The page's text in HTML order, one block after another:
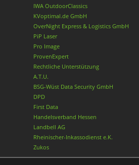
IWA OutdoorClassics
KVoptimal.de GmbH
OverNight Express & Logistics GmbH
PiP Laser
Pro Image
ProvenExpert
Rechtliche Unterstützung
A.T.U.
BSG-Wüst Data Security GmbH
DPD
First Data
Handelsverband Hessen
Landbell AG
Rheinischer-Inkassodienst e.K.
Zukos